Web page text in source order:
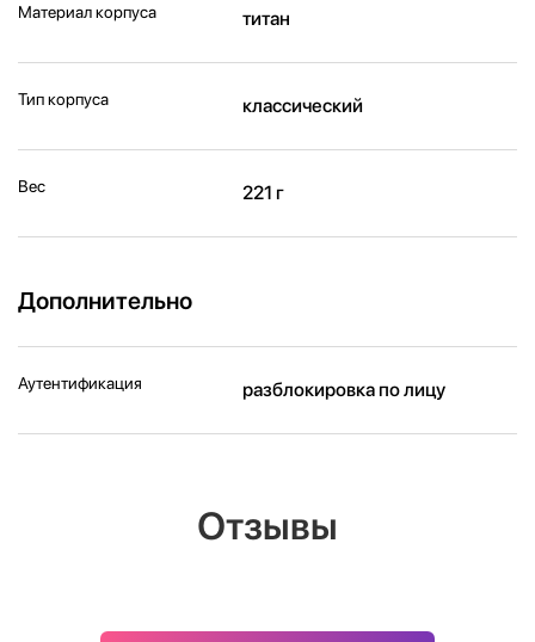
Материал корпуса титан
Тип корпуса классический
Вес 221 г
Дополнительно
Аутентификация разблокировка по лицу
Отзывы